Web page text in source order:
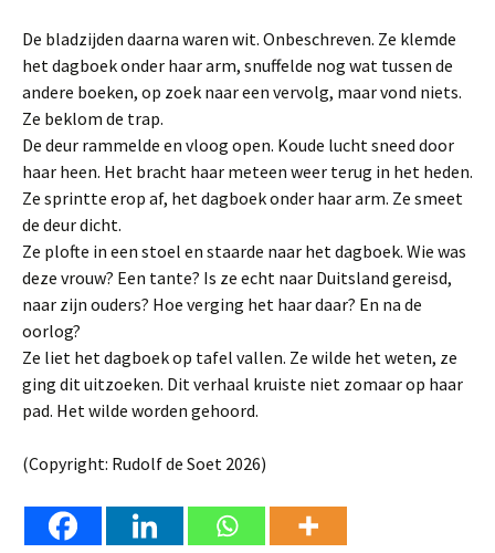
De bladzijden daarna waren wit. Onbeschreven. Ze klemde
het dagboek onder haar arm, snuffelde nog wat tussen de
andere boeken, op zoek naar een vervolg, maar vond niets.
Ze beklom de trap.
De deur rammelde en vloog open. Koude lucht sneed door
haar heen. Het bracht haar meteen weer terug in het heden.
Ze sprintte erop af, het dagboek onder haar arm. Ze smeet
de deur dicht.
Ze plofte in een stoel en staarde naar het dagboek. Wie was
deze vrouw? Een tante? Is ze echt naar Duitsland gereisd,
naar zijn ouders? Hoe verging het haar daar? En na de
oorlog?
Ze liet het dagboek op tafel vallen. Ze wilde het weten, ze
ging dit uitzoeken. Dit verhaal kruiste niet zomaar op haar
pad. Het wilde worden gehoord.
(Copyright: Rudolf de Soet 2026)